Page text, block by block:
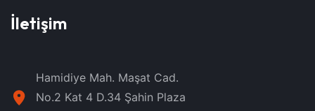
İletişim
Hamidiye Mah. Maşat Cad.
No.2 Kat 4 D.34 Şahin Plaza